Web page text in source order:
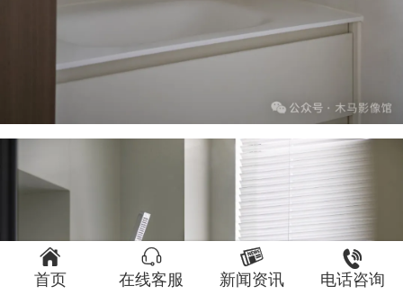

首页

在线客服

新闻资讯

电话咨询